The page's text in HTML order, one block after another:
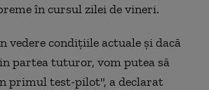
în cursul zilei de vineri.
vedere condiţiile actuale şi dacă
partea tuturor, vom putea să
primul test-pilot", a declarat